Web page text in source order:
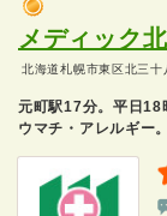
メディック
北海道札幌市東区北三十
元町駅17分。平日18
ウマチ・アレルギー